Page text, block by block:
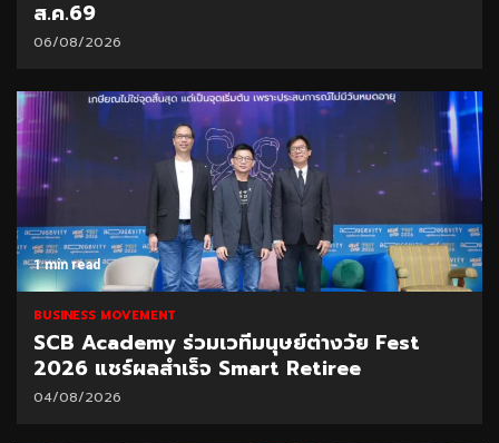
ส.ค.69
06/08/2026
1 min read
BUSINESS MOVEMENT
SCB Academy ร่วมเวทีมนุษย์ต่างวัย Fest
2026 แชร์ผลสำเร็จ Smart Retiree
04/08/2026